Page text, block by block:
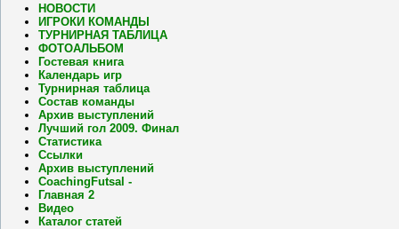
НОВОСТИ
ИГРОКИ КОМАНДЫ
ТУРНИРНАЯ ТАБЛИЦА
ФОТОАЛЬБОМ
Гостевая книга
Календарь игр
Турнирная таблица
Состав команды
Архив выступлений
Лучший гол 2009. Финал
Статистика
Ссылки
Архив выступлений
CoachingFutsal -
Главная 2
Видео
Каталог статей